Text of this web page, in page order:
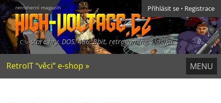
retroherní magazín
staré hry, DOS, 486, 8bit, retrogaming, klasika
Přihlásit se • Registrace
MENU
RetroIT “věci” e-shop »